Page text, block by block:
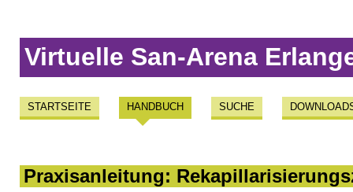
Virtuelle San-Arena
STARTSEITE HANDBUCH SUCHE
Praxisanleitung: